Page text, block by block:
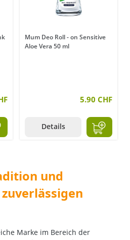
Mum Deo Roll - on Sensitive
Aloe Vera 50 ml
5.90 CHF
Details
und
Marke im Bereich der